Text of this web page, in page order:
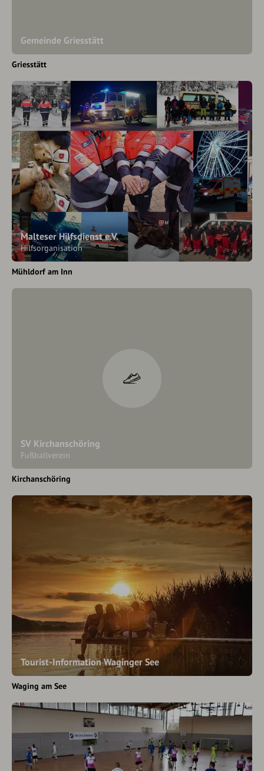
Gemeinde Griesstätt
Griesstätt
Malteser Hilfsdienst e.V.
Hilfsorganisation
Mühldorf am Inn
SV Kirchanschöring
Fußballverein
Kirchanschöring
Tourist-Information Waginger See
Waging am See